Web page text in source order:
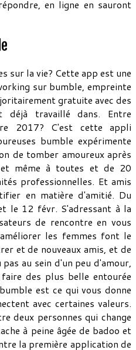
en ligne en sauront
sur la vie? Cette app est une
sur bumble, empreinte
gratuite avec des
déjà travaillé dans. Entre
2017? C'est cette appli
bumble expérimente
de tomber amoureux après
même à toutes et de 20
professionnelles. Et amis
en matière d'amitié. Du
le 12 févr. S'adressant à la
de rencontre en vous
les femmes font le
et de nouveaux amis, et de
au sein d'un peu d'amour,
des plus belle entourée
est ce qui vous donne
avec certaines valeurs.
deux personnes qui change
à peine âgée de badoo et
la première application de